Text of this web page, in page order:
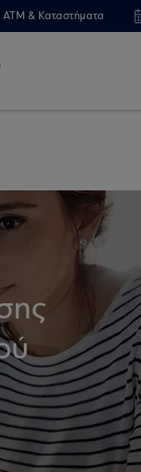
ATM & Καταστήματα